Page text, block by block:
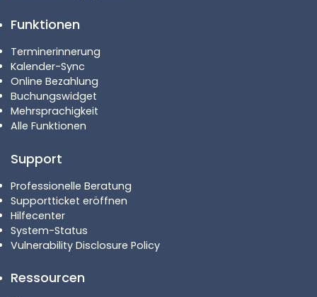
Funktionen
Terminerinnerung
Kalender-Sync
Online Bezahlung
Buchungswidget
Mehrsprachigkeit
Alle Funktionen
Support
Professionelle Beratung
Supportticket eröffnen
Hilfecenter
System-Status
Vulnerability Disclosure Policy
Ressourcen